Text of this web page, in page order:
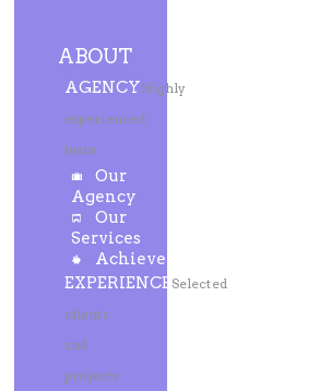
ABOUT
AGENCYHighly
experienced
team
Our
Agency
Our
Services
Achievements
EXPERIENCE Selected
clients
and
projects